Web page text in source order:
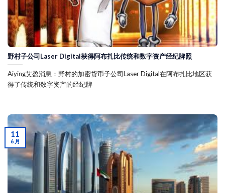
野村子公司Laser Digital获得阿布扎比传统和数字资产经纪牌照
Aiying艾盈消息：野村的加密货币子公司Laser Digital在阿布扎比地区获
得了传统和数字资产的经纪牌
11
6 月